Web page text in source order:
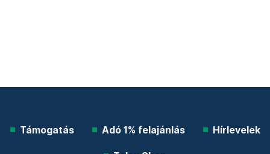
Támogatás Adó 1% felajánlás Hírlevelek